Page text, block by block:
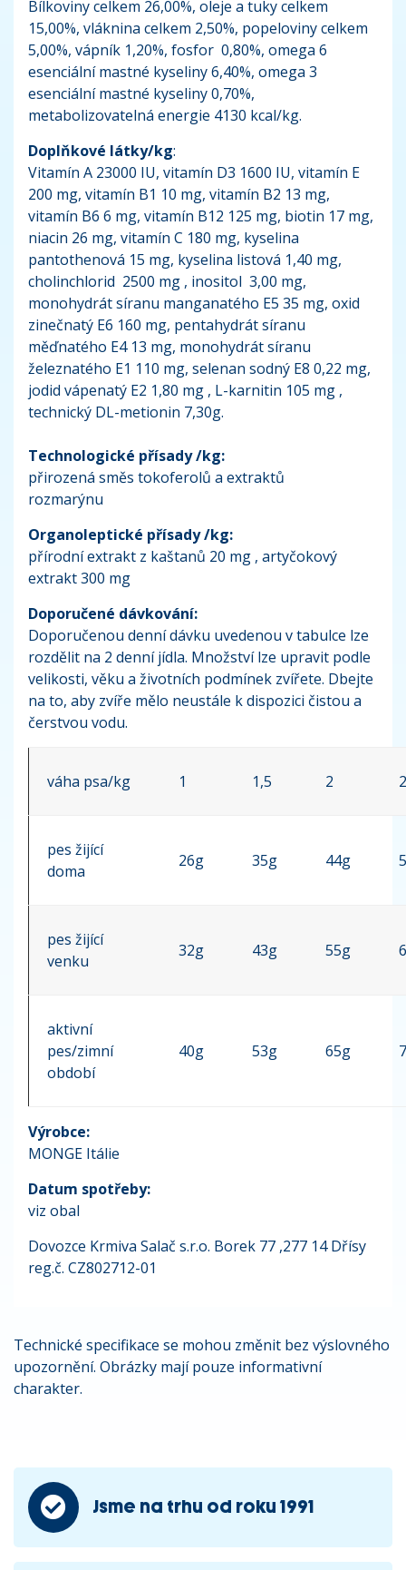
Bílkoviny celkem 26,00%, oleje a tuky celkem
15,00%, vláknina celkem 2,50%, popeloviny celkem
5,00%, vápník 1,20%, fosfor 0,80%, omega 6
esenciální mastné kyseliny 6,40%, omega 3
esenciální mastné kyseliny 0,70%,
metabolizovatelná energie 4130 kcal/kg.
Doplňkové látky/kg:
Vitamín A 23000 IU, vitamín D3 1600 IU, vitamín E
200 mg, vitamín B1 10 mg, vitamín B2 13 mg,
vitamín B6 6 mg, vitamín B12 125 mg, biotin 17 mg,
niacin 26 mg, vitamín C 180 mg, kyselina
pantothenová 15 mg, kyselina listová 1,40 mg,
cholinchlorid 2500 mg , inositol 3,00 mg,
monohydrát síranu manganatého E5 35 mg, oxid
zinečnatý E6 160 mg, pentahydrát síranu
měďnatého E4 13 mg, monohydrát síranu
železnatého E1 110 mg, selenan sodný E8 0,22 mg,
jodid vápenatý E2 1,80 mg , L-karnitin 105 mg ,
technický DL-metionin 7,30g.
Technologické přísady /kg:
přirozená směs tokoferolů a extraktů
rozmarýnu
Organoleptické přísady /kg:
přírodní extrakt z kaštanů 20 mg , artyčokový
extrakt 300 mg
Doporučené dávkování:
Doporučenou denní dávku uvedenou v tabulce lze
rozdělit na 2 denní jídla. Množství lze upravit podle
velikosti, věku a životních podmínek zvířete. Dbejte
na to, aby zvíře mělo neustále k dispozici čistou a
čerstvou vodu.
váha psa/kg 1 1,5 2
pes žijící
doma
26g 35g 44g
pes žijící
venku
32g 43g 55g
aktivní
pes/zimní
období
40g 53g 65g
Výrobce:
MONGE Itálie
Datum spotřeby:
viz obal
Dovozce Krmiva Salač s.r.o. Borek 77 ,277 14 Dřísy
reg.č. CZ802712-01
Technické specifikace se mohou změnit bez výslovného
upozornění. Obrázky mají pouze informativní
charakter.
Jsme na trhu od roku 1991